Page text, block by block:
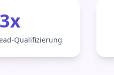
3x
Qualifizierung